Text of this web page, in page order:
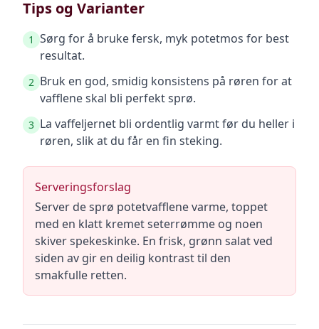
Tips og Varianter
1 Sørg for å bruke fersk, myk potetmos for best
resultat.
2 Bruk en god, smidig konsistens på røren for at
vafflene skal bli perfekt sprø.
3 La vaffeljernet bli ordentlig varmt før du heller i
røren, slik at du får en fin steking.
Serveringsforslag
Server de sprø potetvafflene varme, toppet
med en klatt kremet seterrømme og noen
skiver spekeskinke. En frisk, grønn salat ved
siden av gir en deilig kontrast til den
smakfulle retten.